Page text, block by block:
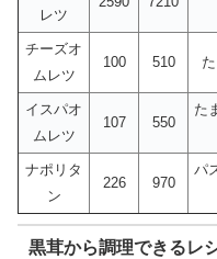
レツ
チーズオ
ムレツ
100 510
イスパオ
ムレツ
107 550
た
ナポリタ
ン
226 970
パ
黒茸から調理できるレ